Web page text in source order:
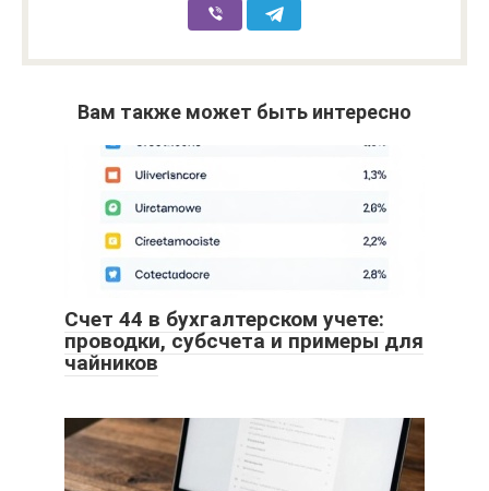
Вам также может быть интересно
Счет 44 в бухгалтерском учете:
проводки, субсчета и примеры для
чайников